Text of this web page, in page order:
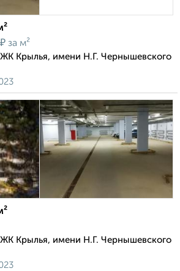
₽ за м²
Крылья, имени Н.Г. Чернышевского
Крылья, имени Н.Г. Чернышевского